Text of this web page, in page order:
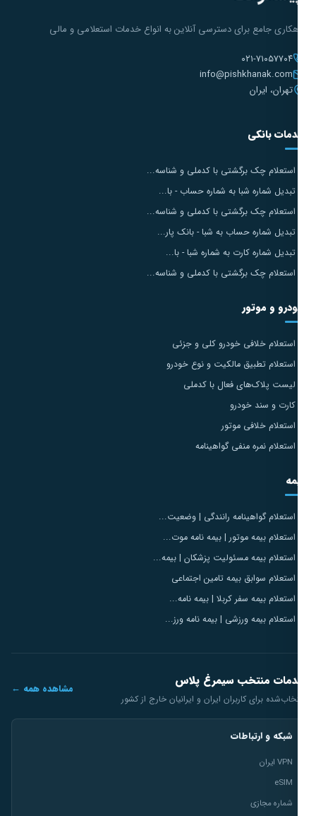
جامع برای دسترسی آنلاین به انواع خدمات استعلامی و مالی
۰۲۱-۷۱۰۵۷۷۰۴
info@pishkhanak.com
تهران، ایران
بانکی
استعلام چک برگشتی با کدملی و شناسه...
تبدیل شماره شبا به شماره حساب - با...
استعلام چک برگشتی با کدملی و شناسه...
تبدیل شماره حساب به شبا - بانک پار...
تبدیل شماره کارت به شماره شبا - با...
استعلام چک برگشتی با کدملی و شناسه...
و موتور
استعلام خلافی خودرو کلی و جزئی
استعلام تطبیق مالکیت و نوع خودرو
لیست پلاک‌های فعال با کدملی
کارت و سند خودرو
استعلام خلافی موتور
استعلام نمره منفی گواهینامه
استعلام گواهینامه رانندگی | وضعیت...
استعلام بیمه موتور | بیمه نامه موت...
استعلام بیمه مسئولیت پزشکان | بیمه...
استعلام سوابق بیمه تامین اجتماعی
استعلام بیمه سفر کربلا | بیمه نامه...
استعلام بیمه ورزشی | بیمه نامه ورز...
منتخب سیمرغ پلاس
برای کاربران ایران و ایرانیان خارج از کشور
مشاهده همه ←
شبکه و ارتباطات
شماره مجازی